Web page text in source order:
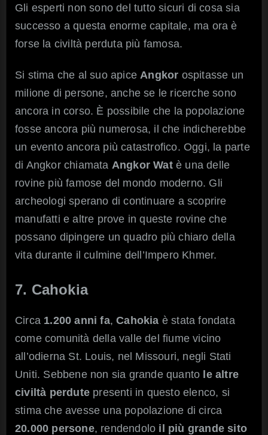
Gli esperti non sono del tutto sicuri di cosa sia
successo a questa enorme capitale, ma ora è
forse la civiltà perduta più famosa.
Si stima che al suo apice Angkor ospitasse un
milione di persone, anche se le ricerche sono
ancora in corso. È possibile che la popolazione
fosse ancora più numerosa, il che indicherebbe
un evento ancora più catastrofico. Oggi, la parte
di Angkor chiamata Angkor Watè una delle
rovine più famose del mondo moderno. Gli
archeologi sperano di continuare a scoprire
manufatti e altre prove in queste rovine che
possano dipingere un quadro più chiaro della
vita durante il culmine dell’Impero Khmer.
7. Cahokia
Circa 1.200 anni fa,Cahokia è stata fondata
come comunità della valle del fiume vicino
all’odierna St. Louis, nel Missouri, negli Stati
Uniti. Sebbene non sia grande quanto le altre
civiltà perdute presenti in questo elenco, si
stima che avesse una popolazione di circa
20.000 persone, rendendolo il più grande sito